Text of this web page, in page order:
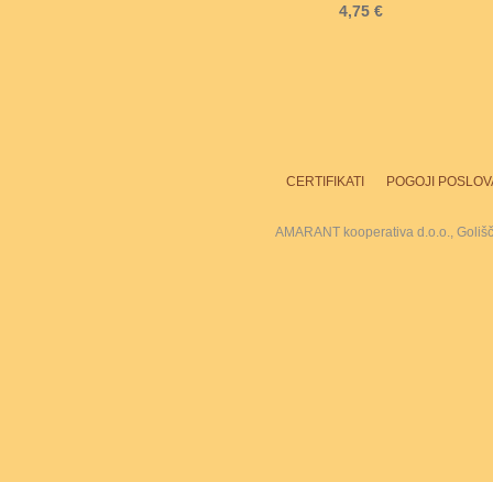
4,75 €
CERTIFIKATI POGOJI
AMARANT kooperativa d.o.o.,